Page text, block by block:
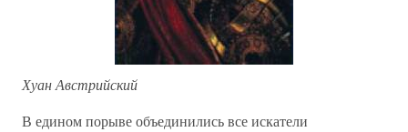
Хуан Австрийский
В едином порыве объединились все искатели